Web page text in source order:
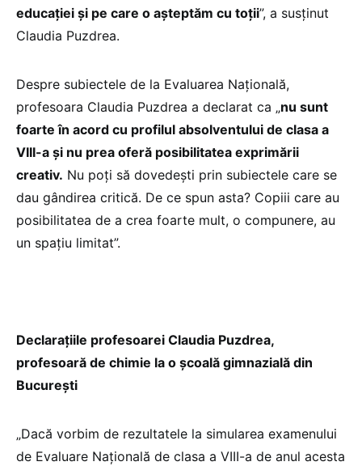
educației și pe care o așteptăm cu toții”, a susținut
Claudia Puzdrea.
Despre subiectele de la Evaluarea Națională,
profesoara Claudia Puzdrea a declarat ca „nu sunt
foarte în acord cu profilul absolventului de clasa a
VIII-a și nu prea oferă posibilitatea exprimării
creativ. Nu poți să dovedești prin subiectele care se
dau gândirea critică. De ce spun asta? Copiii care au
posibilitatea de a crea foarte mult, o compunere, au
un spațiu limitat”.
Declarațiile profesoarei Claudia Puzdrea,
profesoară de chimie la o școală gimnazială din
București
„Dacă vorbim de rezultatele la simularea examenului
de Evaluare Națională de clasa a VIII-a de anul acesta